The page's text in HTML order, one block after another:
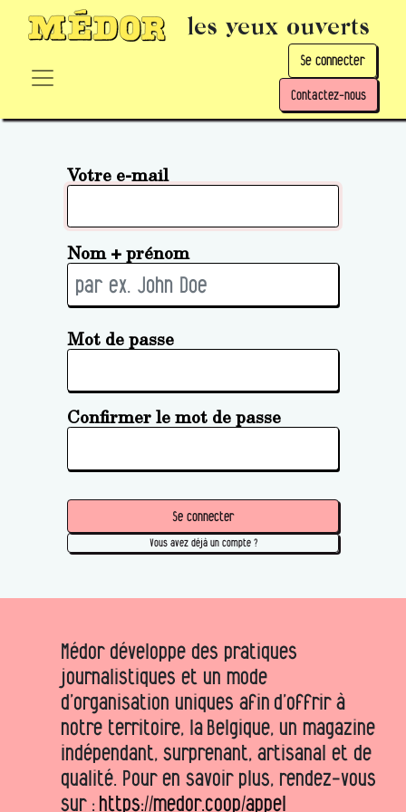
les yeux ouverts
Se connecter
Contactez-nous
Votre e-mail
Nom + prénom
Mot de passe
Confirmer le mot de passe
Se connecter
Vous avez déjà un compte ?
Médor développe des pratiques
journalistiques et un mode
d’organisation uniques afin d’offrir à
notre territoire, la Belgique, un magazine
indépendant, surprenant, artisanal et de
qualité. Pour en savoir plus, rendez-vous
sur : https://medor.coop/appel